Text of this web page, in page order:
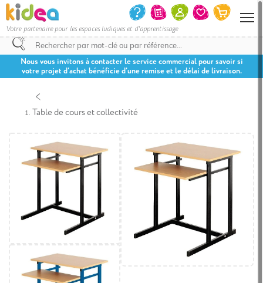
Votre partenaire pour les espaces ludiques et d'apprentissage
Nous vous invitons à contacter le service commercial pour savoir si
votre projet d’achat bénéficie d’une remise et le délai de livraison.
Table de cours et collectivité